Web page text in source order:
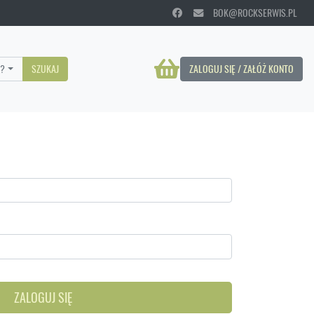
BOK@ROCKSERWIS.PL
ZALOGUJ SIĘ / ZAŁÓŻ KONTO
SZUKAJ
ZALOGUJ SIĘ